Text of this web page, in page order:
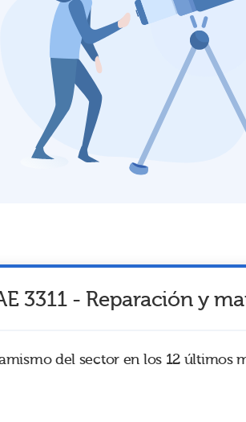
3311- Reparación y
del sector en los 12 últimos